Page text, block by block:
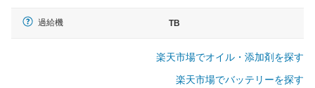
過給機 TB
楽天市場でオイル・添加剤を探す
楽天市場でバッテリーを探す